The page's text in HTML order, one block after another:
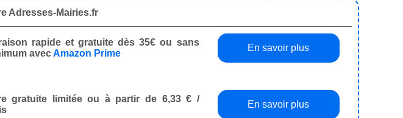
Adresses-Mairies.fr
rapide et gratuite dès 35€ ou sans
avecAmazon Prime
En savoir plus
gratuite limitée ou à partir de 6,33 € /
En savoir plus